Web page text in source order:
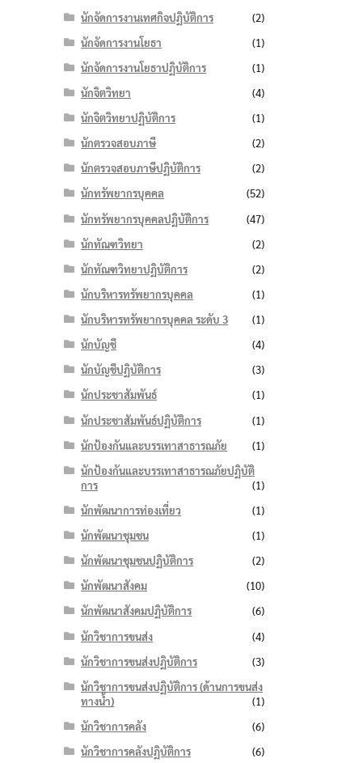
นักจัดการงานเทศกิจปฏิบัติการ
(2)
นักจัดการงานโยธา
(1)
นักจัดการงานโยธาปฏิบัติการ
(1)
นักจิตวิทยา
(4)
นักจิตวิทยาปฏิบัติการ
(1)
นักตรวจสอบภาษี
(2)
นักตรวจสอบภาษีปฏิบัติการ
(2)
นักทรัพยากรบุคคล
(52)
นักทรัพยากรบุคคลปฏิบัติการ
(47)
นักทัณฑวิทยา
(2)
นักทัณฑวิทยาปฏิบัติการ
(2)
นักบริหารทรัพยากรบุคคล
(1)
นักบริหารทรัพยากรบุคคล ระดับ 3
(1)
นักบัญชี
(4)
นักบัญชีปฏิบัติการ
(3)
นักประชาสัมพันธ์
(1)
นักประชาสัมพันธ์ปฏิบัติการ
(1)
นักป้องกันและบรรเทาสาธารณภัย
(1)
นักป้องกันและบรรเทาสาธารณภัยปฏิบัติ
การ
(1)
นักพัฒนาการท่องเที่ยว
(1)
นักพัฒนาชุมชน
(1)
นักพัฒนาชุมชนปฏิบัติการ
(2)
นักพัฒนาสังคม
(10)
นักพัฒนาสังคมปฏิบัติการ
(6)
นักวิชาการขนส่ง
(4)
นักวิชาการขนส่งปฏิบัติการ
(3)
นักวิชาการขนส่งปฏิบัติการ (ด้านการขนส่ง
ทางน้ำ)
(1)
นักวิชาการคลัง
(6)
นักวิชาการคลังปฏิบัติการ
(6)